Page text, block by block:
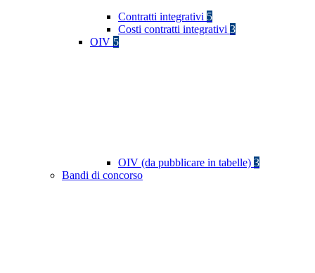
Contratti integrativi 5
Costi contratti integrativi 3
OIV 5
OIV (da pubblicare in tabelle) 3
Bandi di concorso